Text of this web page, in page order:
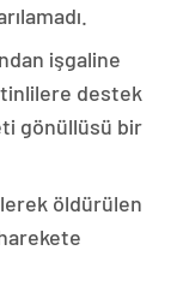
işgaline
destek
gönüllüsü bir
öldürülen